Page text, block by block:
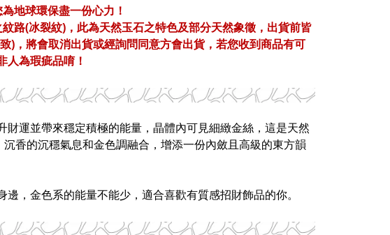
地球環保盡一份心力！
路(冰裂紋)，此為天然玉石之特色及部分天然象徵，出貨前皆
)，將會取消出貨或經詢問同意方會出貨，若您收到商品有可
人為瑕疵品唷！
運並帶來穩定積極的能量，晶體內可見細緻金絲，這是天然
香的沉穩氣息和金色調融合，增添一份內斂且高級的東方韻
，金色系的能量不能少，適合喜歡有質感招財飾品的你。